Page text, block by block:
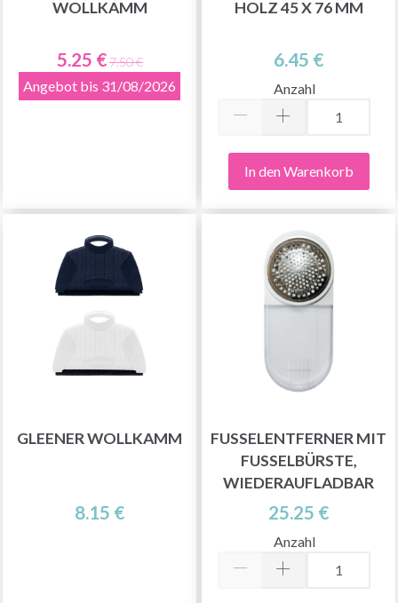
WOLLKAMM
5.25 €7.50 €
Angebot bis 31/08/2026
HOLZ 45 X 76 MM
6.45 €
Anzahl
In den Warenkorb
GLEENER WOLLKAMM
8.15 €
FUSSELENTFERNER MIT
FUSSELBÜRSTE,
WIEDERAUFLADBAR
25.25 €
Anzahl